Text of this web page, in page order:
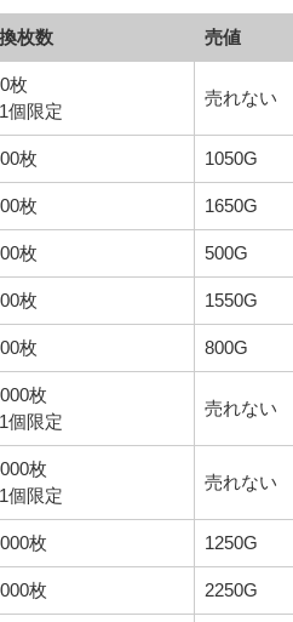
枚数 売値
枚
個限定
売れない
枚 1050G
枚 1650G
枚 500G
枚 1550G
枚 800G
枚
個限定
売れない
枚
個限定
売れない
枚 1250G
枚 2250G